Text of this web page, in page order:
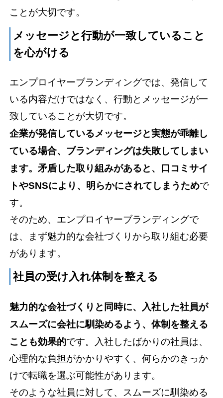
ことが大切です。
メッセージと行動が一致していること
を心がける
エンプロイヤーブランディングでは、発信して
いる内容だけではなく、行動とメッセージが一
致していることが大切です。
企業が発信しているメッセージと実態が乖離し
ている場合、ブランディングは失敗してしまい
ます。矛盾した取り組みがあると、口コミサイ
トやSNSにより、明らかにされてしまうためで
す。
そのため、エンプロイヤーブランディングで
は、まず魅力的な会社づくりから取り組む必要
があります。
社員の受け入れ体制を整える
魅力的な会社づくりと同時に、入社した社員が
スムーズに会社に馴染めるよう、体制を整える
ことも効果的です。入社したばかりの社員は、
心理的な負担がかかりやすく、何らかのきっか
けで転職を選ぶ可能性があります。
そのような社員に対して、スムーズに馴染める